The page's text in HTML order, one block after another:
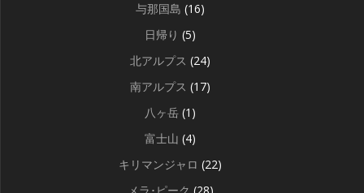
与那国島 (16)
日帰り (5)
北アルプス (24)
南アルプス (17)
八ヶ岳 (1)
富士山 (4)
キリマンジャロ (22)